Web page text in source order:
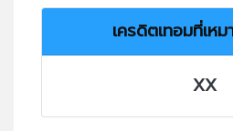
เครดิตเทอมที่เห
XX